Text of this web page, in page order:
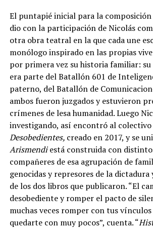
El puntapié inicial para la composición
dio con la participación de Nicolás
otra obra teatral en la que cada une
monólogo inspirado en las propias
por primera vez su historia familiar:
era parte del Batallón 601 de
paterno, del Batallón de
ambos fueron juzgados y estuvieron
crímenes de lesa humanidad. Luego
investigando, así encontró al colectivo
Desobedientes, creado en 2017, y se
Arismendiestá construida con
compañeres de esa agrupación de
genocidas y represores de la
de los dos libros que publicaron. “El
desobediente y romper el pacto de
muchas veces romper con tus
quedarte con muy pocos”, cuenta. “